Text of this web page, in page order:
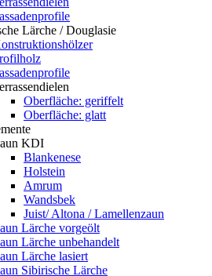
Lärche / Douglasie
Oberfläche: geriffelt
Oberfläche: glatt
KDI
Blankenese
Holstein
Amrum
Wandsbek
Juist/ Altona / Lamellenzaun
Lärche vorgeölt
Lärche unbehandelt
Lärche lasiert
Sibirische Lärche